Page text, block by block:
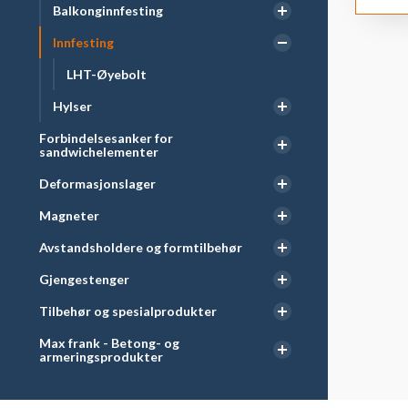
Balkonginnfesting
Innfesting
LHT-Øyebolt
Hylser
Forbindelsesanker for
sandwichelementer
Deformasjonslager
Magneter
Avstandsholdere og formtilbehør
Gjengestenger
Tilbehør og spesialprodukter
Max frank - Betong- og
armeringsprodukter